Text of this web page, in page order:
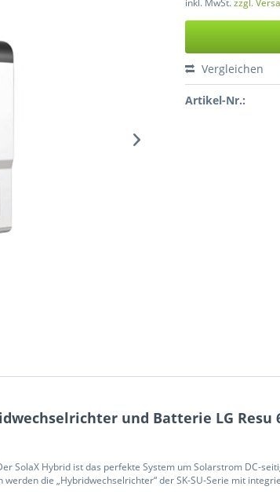
inkl. MwSt.zzgl.
Vergleichen
Artikel-Nr.:
und Batterie LG Resu
Hybrid ist das perfekte System um Solarstrom DC-
die „Hybridwechselrichter“ der SK-SU-Serie mit